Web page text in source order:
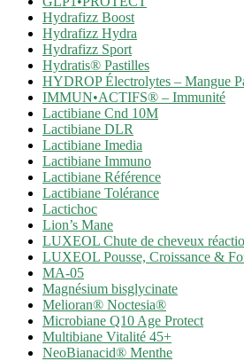
Hydrafizz Boost
Hydrafizz Hydra
Hydrafizz Sport
Hydratis® Pastilles
HYDROP Électrolytes – Mangue
IMMUN•ACTIFS® – Immunité
Lactibiane Cnd 10M
Lactibiane DLR
Lactibiane Imedia
Lactibiane Immuno
Lactibiane Référence
Lactibiane Tolérance
Lactichoc
Lion’s Mane
LUXEOL Chute de cheveux
LUXEOL Pousse, Croissance &
MA-05
Magnésium bisglycinate
Melioran® Noctesia®
Microbiane Q10 Age Protect
Multibiane Vitalité 45+
NeoBianacid® Menthe